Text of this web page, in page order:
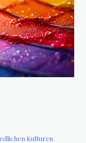
Kulturen